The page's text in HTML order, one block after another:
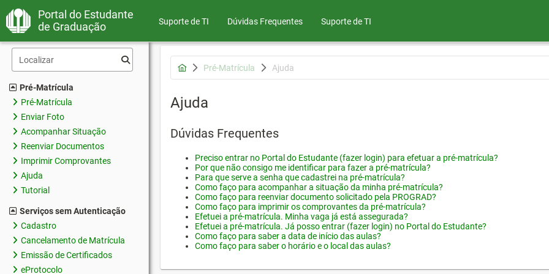
Portal do Estudante
de Graduação
Suporte de TI Dúvidas Frequentes Suporte de TI
Pré-Matrícula
Pré-Matrícula
Enviar Foto
Acompanhar Situação
Reenviar Documentos
Imprimir Comprovantes
Ajuda
Tutorial
Serviços sem Autenticação
Cadastro
Cancelamento de Matrícula
Emissão de Certificados
eProtocolo
Pré-Matrícula Ajuda
Ajuda
Dúvidas Frequentes
Preciso entrar no Portal do Estudante (fazer login) para efetuar a pré-matrícula?
Por que não consigo me identificar para fazer a pré-matrícula?
Para que serve a senha que cadastrei na pré-matrícula?
Como faço para acompanhar a situação da minha pré-matrícula?
Como faço para reenviar documento solicitado pela PROGRAD?
Como faço para imprimir os comprovantes da pré-matrícula?
Efetuei a pré-matrícula. Minha vaga já está assegurada?
Efetuei a pré-matrícula. Já posso entrar (fazer login) no Portal do Estudante?
Como faço para saber a data de início das aulas?
Como faço para saber o horário e o local das aulas?